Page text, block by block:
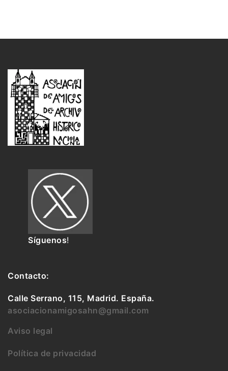
Síguenos!
Contacto:
Calle Serrano, 115, Madrid. España.
asociacionamigosahn@gmail.com
Aviso legal
Política de privacidad